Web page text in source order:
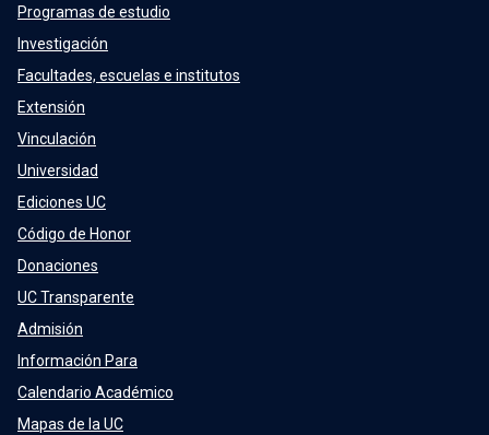
Programas de estudio
Investigación
Facultades, escuelas e institutos
Extensión
Vinculación
Universidad
Ediciones UC
Código de Honor
Donaciones
UC Transparente
Admisión
Información Para
Calendario Académico
Mapas de la UC